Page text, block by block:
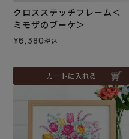
クロスステッチフレーム＜
ミモザのブーケ＞
¥6,380税込
カートに入れる